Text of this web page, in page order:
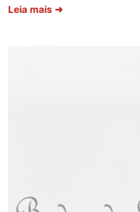
Leia mais ➜